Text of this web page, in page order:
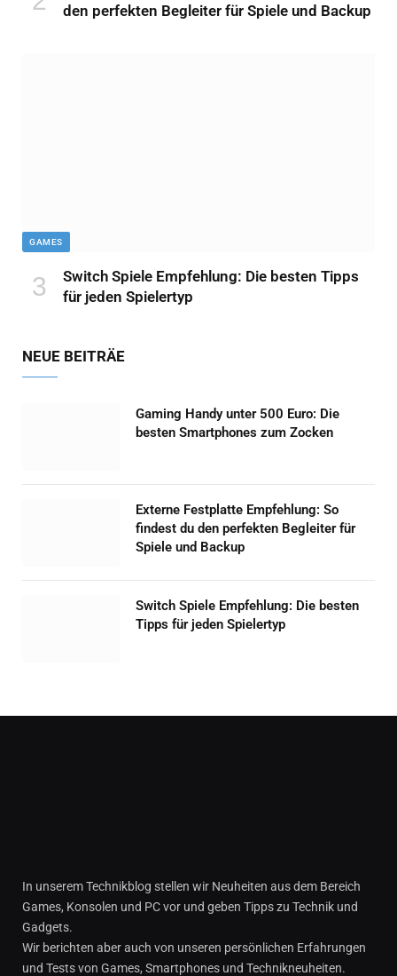
den perfekten Begleiter für Spiele und Backup
GAMES
Switch Spiele Empfehlung: Die besten Tipps
für jeden Spielertyp
NEUE BEITRÄE
Gaming Handy unter 500 Euro: Die
besten Smartphones zum Zocken
Externe Festplatte Empfehlung: So
findest du den perfekten Begleiter für
Spiele und Backup
Switch Spiele Empfehlung: Die besten
Tipps für jeden Spielertyp
In unserem Technikblog stellen wir Neuheiten aus dem Bereich
Games, Konsolen und PC vor und geben Tipps zu Technik und
Gadgets.
Wir berichten aber auch von unseren persönlichen Erfahrungen
und Tests von Games, Smartphones und Technikneuheiten.